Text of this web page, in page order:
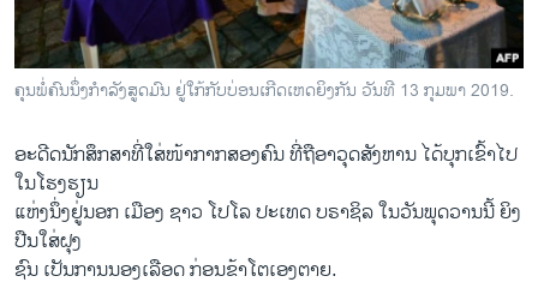
ທຸລະກິດ
ພາສາອັງກິດ
ວີດີໂອ
ສຽງ
ລາຍການກະຈາຍສຽງ
ລາຍງານ
ຕິດຕາມພວກເຮົາ ທີ່
ຄຸນ​ພໍ່​ຄົນ​ນຶ່ງ​ກຳ​ລັງ​ສູດ​ມົນ ​ຢູ່​​ໃກ້​ກັບບ່ອນ​ເກີດ​ເຫດ​ຍິງ​ກັນ ວັນ​ທີ 13 ກຸມ​ພາ 2019.
ອະດີດນັກສຶກສາທີ່ໃສ່ໜ້າກາກສອງຄົນ ທີ່ຖືອາວຸດສັງຫານ ໄດ້ບຸກເຂົ້າໄປ
ໃນໂຮງຮຽນ
ແຫ່ງນຶ່ງຢູ່ນອກ ເມືອງ ຊາວ ໂປໂລ ປະເທດ ບຣາຊິລ ໃນວັນພຸດວານນີ້ ຍິງ
ປືນໃສ່ຝຸງ
ຊົນ ເປັນການນອງເລືອດ ກ່ອນຂ້າໂຕເອງຕາຍ.